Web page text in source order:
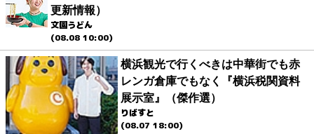
更新情報）
文園うどん
(08.08 10:00)
横浜観光で行くべきは中華街でも赤
レンガ倉庫でもなく『横浜税関資料
展示室』（傑作選）
りばすと
(08.07 18:00)